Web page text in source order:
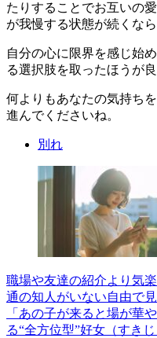
たりすることでお互いの
が我慢する状態が続くな
自分の心に限界を感じ始
る選択肢を取ったほうが良
何よりもあなたの気持ち
進んでくださいね。
別れ
職場や友達の紹介より気
通の知人がいない自由で
「あの子が来ると場が華
る“全方位型”好女（すき